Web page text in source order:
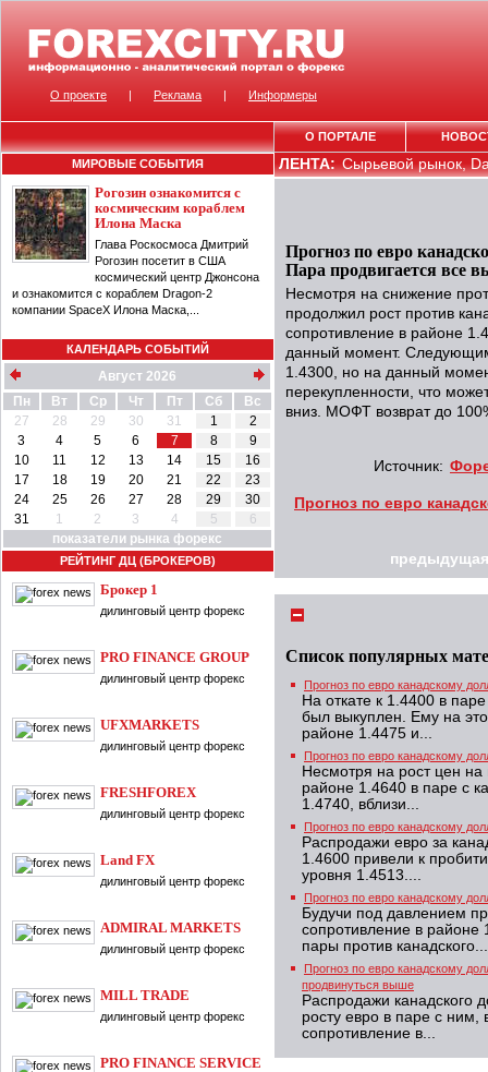
МИРОВЫЕ СОБЫТИЯ
Рогозин ознакомится с
космическим кораблем
Илона Маска
Глава Роскосмоса Дмитрий
Рогозин посетит в США
космический центр Джонсона
и ознакомится с кораблем Dragon-2
компании SpaceX Илона Маска,...
КАЛЕНДАРЬ СОБЫТИЙ
Август 2026
Пн
Вт Ср Чт Пт Сб
Вс
27
28 29 30 31 1
2
3
4 5 6 7 8
9
10
11 12 13 14 15
16
17
18 19 20 21 22
23
24
25 26 27 28 29
30
31
1 2 3 4 5
6
показатели рынка форекс
РЕЙТИНГ ДЦ (БРОКЕРОВ)
Брокер 1
дилинговый центр форекс
PRO FINANCE GROUP
дилинговый центр форекс
UFXMARKETS
дилинговый центр форекс
FRESHFOREX
дилинговый центр форекс
Land FX
дилинговый центр форекс
ADMIRAL MARKETS
дилинговый центр форекс
MILL TRADE
дилинговый центр форекс
PRO FINANCE SERVICE
ЛЕНТА:Сырьевой рынок,
Прогноз по евро
Пара продвигается все
Несмотря на снижение
продолжил рост против
сопротивление в районе
данный момент. Следующим
1.4300, но на данный
перекупленности, что
вниз. МОФТ возврат до
Источник:
Прогноз по евро
предыдущая
Список популярных
Прогноз по евро канадскому
На откате к 1.4400 в
был выкуплен. Ему на
районе 1.4475 и...
Прогноз по евро канадскому
Несмотря на рост цен
районе 1.4640 в паре с
1.4740, вблизи...
Прогноз по евро канадскому
Распродажи евро за
1.4600 привели к
уровня 1.4513....
Прогноз по евро канадскому
Будучи под давлением
сопротивление в
пары против канадского...
Прогноз по евро канадскому
продвинуться выше
Распродажи канадского
росту евро в паре с ним,
сопротивление в...
О проекте | Реклама | Информеры
О ПОРТАЛЕ